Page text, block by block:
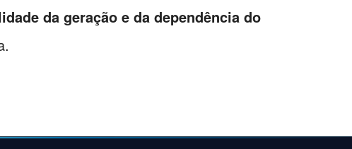
da geração e da dependência do